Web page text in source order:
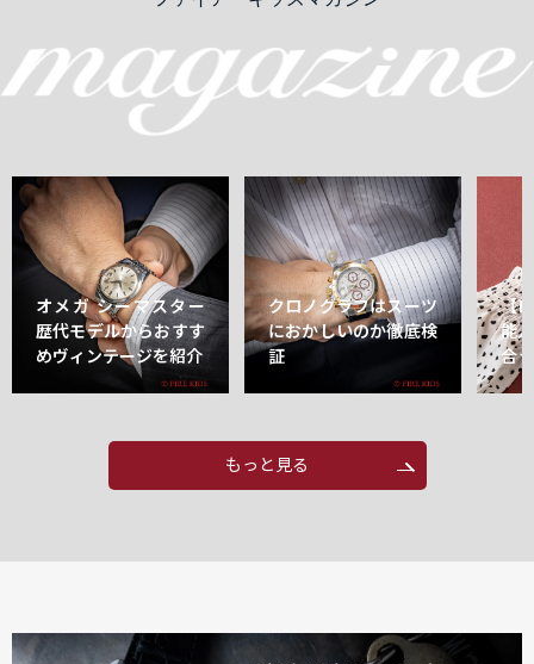
オメガ シーマスター
歴代モデルからおすす
めヴィンテージを紹介
クロノグラフはスーツ
におかしいのか徹底検
証
【
能
合
もっと見る